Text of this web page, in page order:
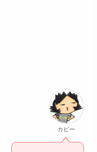
カピー